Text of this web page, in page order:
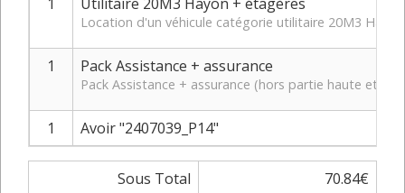
Location d'un véhicule catégorie utilitaire 20M3
1 Pack Assistance + assurance
Pack Assistance + assurance (hors partie haute et
1 Avoir "2407039_P14"
Sous Total
70.84€